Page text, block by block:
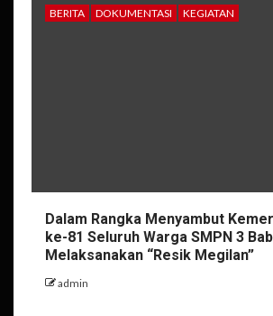
BERITA DOKUMENTASI KEGIATAN
Dalam Rangka Menyambut
ke-81 Seluruh Warga SMPN 3
Melaksanakan “Resik Megilan”
admin